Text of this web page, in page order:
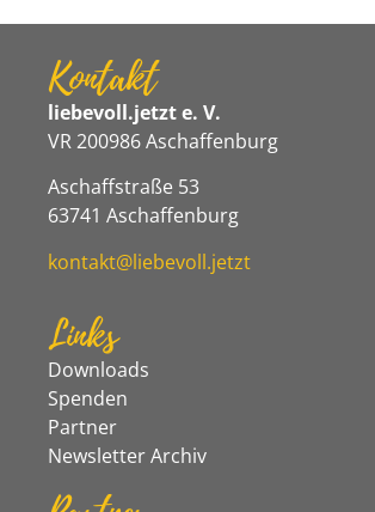
Kontakt
liebevoll.jetzt e. V.
VR 200986 Aschaffenburg
Aschaffstraße 53
63741 Aschaffenburg
kontakt@liebevoll.jetzt
Links
Downloads
Spenden
Partner
Newsletter Archiv